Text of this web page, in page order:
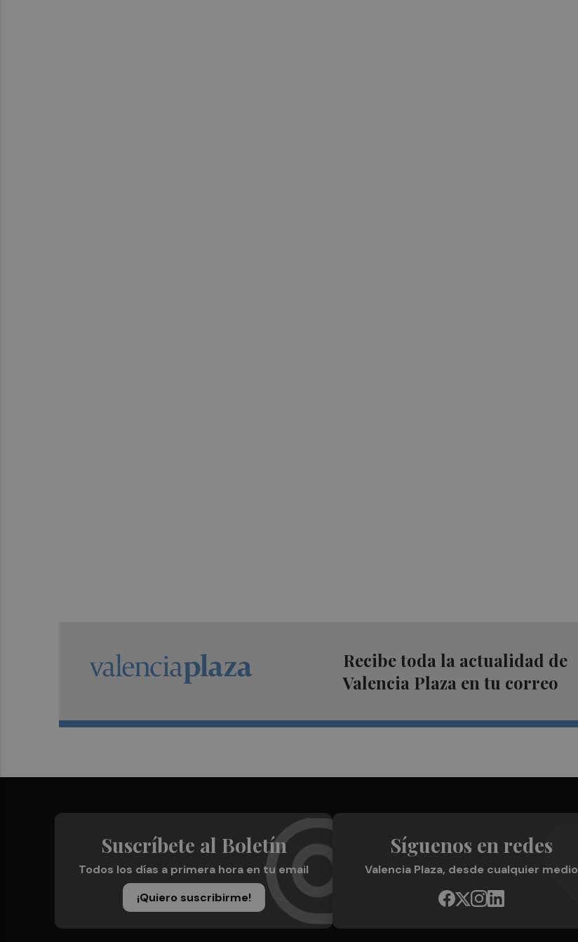
Recibe toda la actualidad de
Valencia Plaza en tu correo
Suscríbete al Boletín
Todos los días a primera hora en tu email
¡Quiero suscribirme!
Síguenos en redes
Valencia Plaza, desde cualquier medio